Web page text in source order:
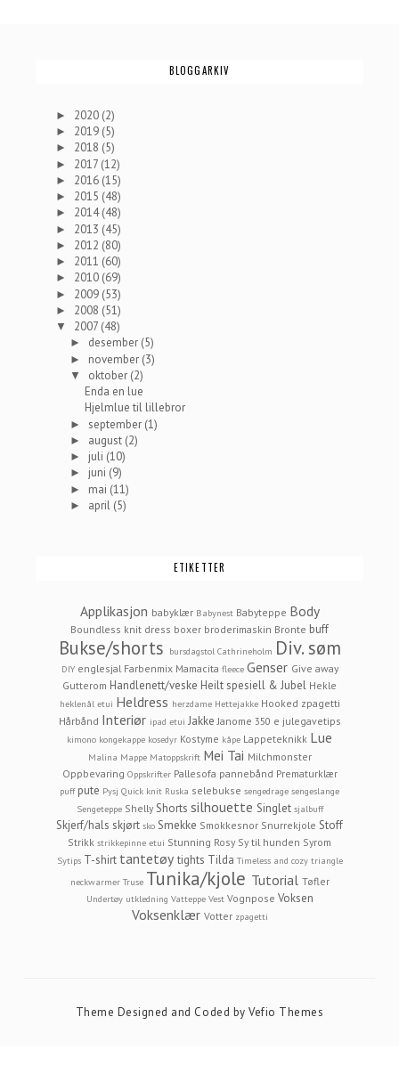
BLOGGARKIV
► 2020 (2)
► 2019 (5)
► 2018 (5)
► 2017 (12)
► 2016 (15)
► 2015 (48)
► 2014(48)
► 2013 (45)
► 2012 (80)
► 2011 (60)
► 2010 (69)
► 2009 (53)
► 2008 (51)
▼ 2007 (48)
► desember (5)
► november (3)
▼ oktober (2)
Enda en lue
Hjelmlue til lillebror
► september (1)
► august (2)
► juli (10)
► juni (9)
► mai (11)
► april (5)
ETIKETTER
Applikasjon babyklær Babynest Babyteppe Body
Boundless knit dress boxer broderimaskin Bronte buff
Bukse/shorts bursdagstol Cathrineholm Div. søm
DIY englesjal Farbenmix Mamacita fleece Genser Give away
Gutterom Handlenett/veske Heilt spesiell & Jubel Hekle
heklenål etui Heldress herzdame Hettejakke Hooked zpagetti
Hårbånd Interiør ipad etui Jakke Janome 350 e julegavetips
kimono kongekappe kosedyr Kostyme kåpe Lappeteknikk Lue
Malina Mappe Matoppskrift Mei Tai Milchmonster
Oppbevaring Oppskrifter Pallesofa pannebånd Prematurklær
puff pute Pysj Quick knit Ruska selebukse sengedrage sengeslange
Sengeteppe Shelly Shorts silhouette Singlet sjalbuff
Skjerf/hals skjørt sko Smekke Smokkesnor Snurrekjole Stoff
Strikk strikkepinne etui Stunning Rosy Sy til hunden Syrom
Sytips T-shirt tantetøy tights Tilda Timeless and cozy triangle
neckwarmer Truse Tunika/kjole Tutorial Tøfler
Undertøy utkledning Vatteppe Vest Vognpose Voksen
Voksenklær Votter zpagetti
Theme Designed and Coded byVefio Themes